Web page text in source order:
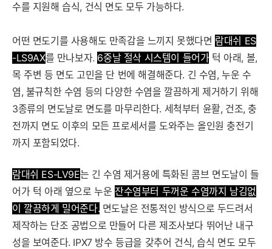
수를 지원해 습식, 건식 면도 모두 가능하다.
어떤 면도기를 사용해도 만족감을 느끼지 못했다면 람대쉬 ES
-LS9AX를 만나보자. 6중날 절삭 시스템이 들어가 턱 아래, 볼,
목 주변 등 면도 고민을 단 번에 해결해준다. 긴 수염, 누운 수
염, 불규칙한 수염 등의 다양한 수염을 깔끔하게 제거하기 위해
3종류의 면도날로 면도를 마무리한다. 세척부터 윤활, 건조, 충
전까지 면도 이후의 모든 프로세서를 도와주는 올인원 충전기
까지 포함되었다.
람대쉬 ES-LV9E는 긴 수염 제거용에 특화된 콤브 면도날이 들
어가 턱 아래 옆으로 누운 잔수염부터 두꺼운 수염까지 남김없
이 깔끔하게 밀어준다. 면도날은 전통적인 방식으로 두드려서
제작하는 단조 공법으로 만들어 다른 제조사보다 뛰어난 내구
성을 보여준다. IPX7 방수 등급을 갖추어 건식, 습식 면도 모두